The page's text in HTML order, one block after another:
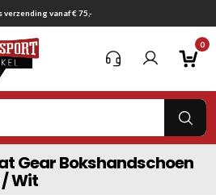
verzending vanaf € 75,-
0
Gear Bokshandschoen
Wit